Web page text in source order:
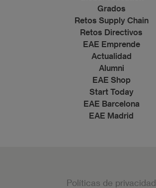
Grados
Retos Supply Chain
Retos Directivos
EAE Emprende
Actualidad
Alumni
EAE Shop
Start Today
EAE Barcelona
EAE Madrid
Políticas de privacidad